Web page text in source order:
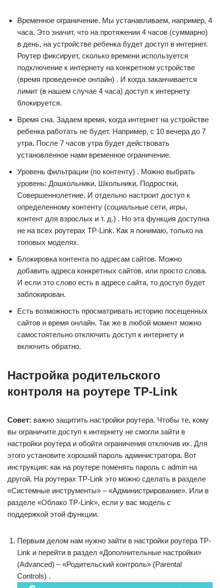
Временное ограничение. Мы устанавливаем, например, 4
часа. Это значит, что на протяжении 4 часов (суммарно)
в день, на устройстве ребенка будет доступ в интернет.
Роутер фиксирует, сколько времени используется
подключение к интернету на конкретном устройстве
(время проведенное онлайн) . И когда заканчивается
лимит (в нашем случае 4 часа) доступ к интернету
блокируется.
Время сна. Задаем время, когда интернет на устройстве
ребенка работать не будет. Например, с 10 вечера до 7
утра. После 7 часов утра будет действовать
установленное нами временное ограничение.
Уровень фильтрации (по контенту) . Можно выбрать
уровень: Дошкольники, Школьники, Подростки,
Совершеннолетние. И отдельно настроит доступ к
определенному контенту (социальные сети, игры,
контент для взрослых и т. д.) . Но эта функция доступна
не на всех роутерах TP-Link. Как я понимаю, только на
топовых моделях.
Блокировка контента по адресам сайтов. Можно
добавить адреса конкретных сайтов, или просто слова.
И если это слово есть в адресе сайта, то доступ будет
заблокирован.
Есть возможность просматривать историю посещенных
сайтов и время онлайн. Так же в любой момент можно
самостоятельно отключить доступ к интернету и
включить обратно.
Настройка родительского
контроля на роутере TP-Link
Совет: важно защитить настройки роутера. Чтобы те, кому
вы ограничите доступ к интернету не смогли зайти в
настройки роутера и обойти ограничения отключив их. Для
этого установите хороший пароль администратора. Вот
инструкция: как на роутере поменять пароль с admin на
другой. На роутерах TP-Link это можно сделать в разделе
«Системные инструменты» – «Администрирование». Или в
разделе «Облако TP-Link», если у вас модель с
поддержкой этой функции.
Первым делом нам нужно зайти в настройки роутера TP-
Link и перейти в раздел «Дополнительные настройки»
(Advanced) – «Родительский контроль» (Parental
Controls) .